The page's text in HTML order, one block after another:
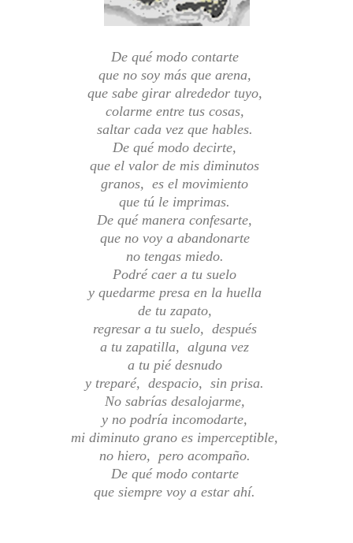
De qué modo contarte
que no soy más que arena,
que sabe girar alrededor tuyo,
colarme entre tus cosas,
saltar cada vez que hables.
De qué modo decirte,
que el valor de mis diminutos
granos, es el movimiento
que tú le imprimas.
De qué manera confesarte,
que no voy a abandonarte
no tengas miedo.
Podré caer a tu suelo
y quedarme presa en la huella
de tu zapato,
regresar a tu suelo, después
a tu zapatilla, alguna vez
a tu pié desnudo
y treparé, despacio, sin prisa.
No sabrías desalojarme,
y no podría incomodarte,
mi diminuto grano es imperceptible,
no hiero, pero acompaño.
De qué modo contarte
que siempre voy a estar ahí.